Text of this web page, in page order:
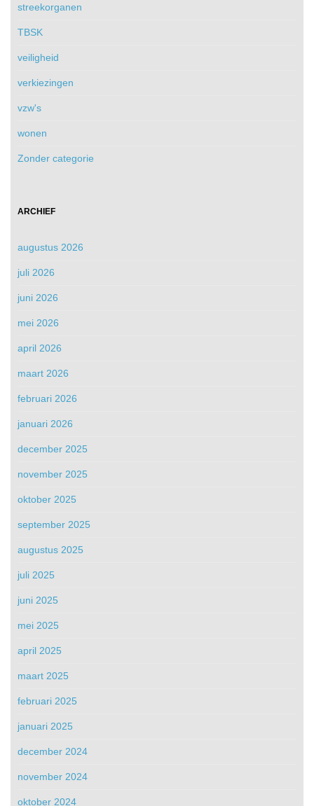
streekorganen
TBSK
veiligheid
verkiezingen
vzw's
wonen
Zonder categorie
ARCHIEF
augustus 2026
juli 2026
juni 2026
mei 2026
april 2026
maart 2026
februari 2026
januari 2026
december 2025
november 2025
oktober 2025
september 2025
augustus 2025
juli 2025
juni 2025
mei 2025
april 2025
maart 2025
februari 2025
januari 2025
december 2024
november 2024
oktober 2024